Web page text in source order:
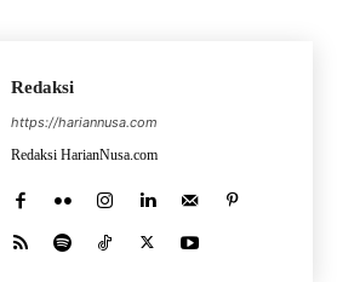
Redaksi
https://hariannusa.com
Redaksi HarianNusa.com